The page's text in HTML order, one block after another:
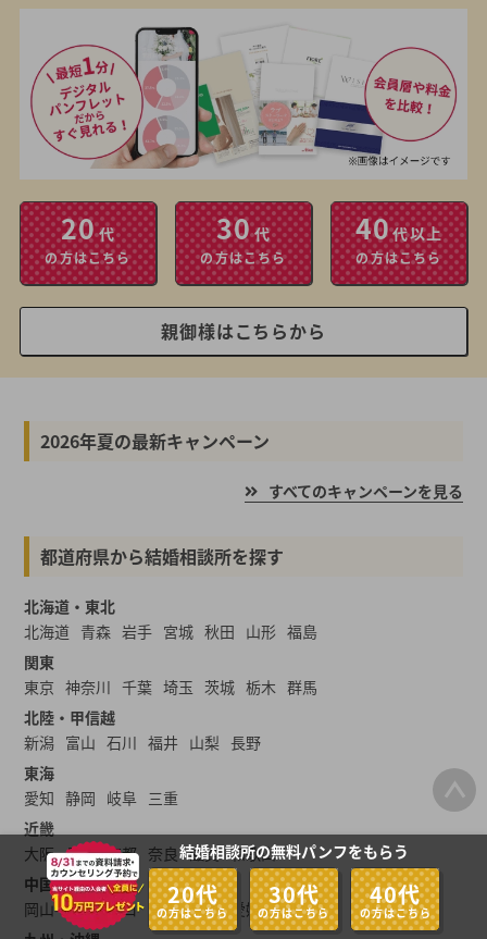
20代
の方はこちら
30代
の方はこちら
40代以上
の方はこちら
親御様はこちらから
2026年夏の最新キャンペーン
すべてのキャンペーンを見る
都道府県から結婚相談所を探す
北海道・東北
北海道 青森 岩手 宮城 秋田 山形 福島
関東
東京 神奈川 千葉 埼玉 茨城 栃木 群馬
北陸・甲信越
新潟 富山 石川 福井 山梨 長野
東海
愛知 静岡 岐阜 三重
近畿
大阪 兵庫 京都 奈良 滋賀 和歌山
中国・四国
岡山 広島 山口 島根 鳥取 愛媛 香川 高知
徳島
結婚相談所の無料パンフをもらう
20代
の方はこちら
30代
の方はこちら
40代
の方はこちら